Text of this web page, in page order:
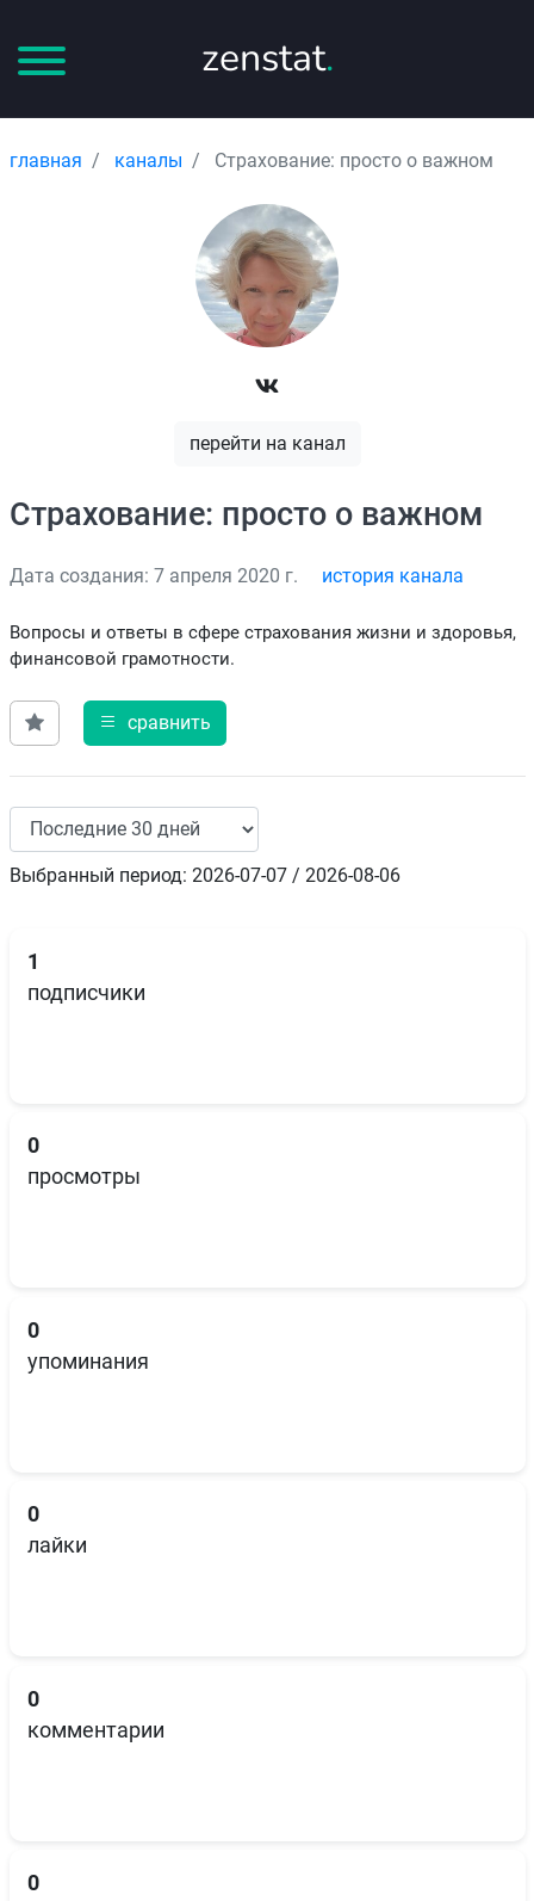
zenstat.
главная каналы Страхование: просто о важном
перейти на канал
Страхование: просто о важном
Дата создания: 7 апреля 2020 г. история канала
Вопросы и ответы в сфере страхования жизни и здоровья,
финансовой грамотности.
сравнить
Выбранный период: 2026-07-07 / 2026-08-06
1
подписчики
0
просмотры
0
упоминания
0
лайки
0
комментарии
0